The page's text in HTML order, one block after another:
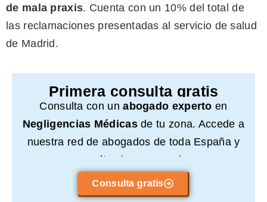
de mala praxis. Cuenta con un 10% del total de
las reclamaciones presentadas al servicio de salud
de Madrid.
Primera consulta gratis
Consulta con unabogado experto en
Negligencias Médicasde tu zona. Accede a
nuestra red de abogados de toda España y
consulta sin compromiso.
Consulta gratis